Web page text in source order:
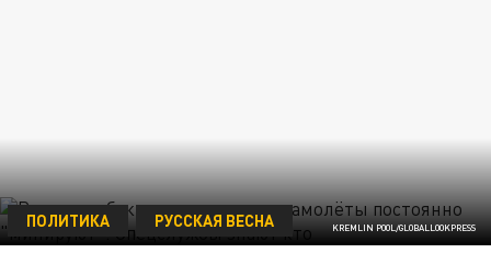
KREMLIN POOL/GLOBALLOOKPRESS
ПОЛИТИКА РУССКАЯ ВЕСНА